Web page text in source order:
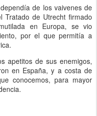
de los vaivenes de
Tratado de Utrecht firmado
en Europa, se vio
por el que permitía a
apetitos de sus enemigos,
en España, y a costa de
conocemos, para mayor